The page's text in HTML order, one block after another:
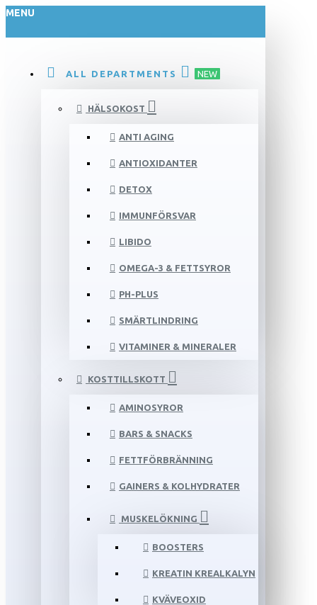
MENU
ALL DEPARTMENTS NEW
HÄLSOKOST
ANTI AGING
ANTIOXIDANTER
DETOX
IMMUNFÖRSVAR
LIBIDO
OMEGA-3 & FETTSYROR
PH-PLUS
SMÄRTLINDRING
VITAMINER & MINERALER
KOSTTILLSKOTT
AMINOSYROR
BARS & SNACKS
FETTFÖRBRÄNNING
GAINERS & KOLHYDRATER
MUSKELÖKNING
BOOSTERS
KREATIN KREALKALYN
KVÄVEOXID